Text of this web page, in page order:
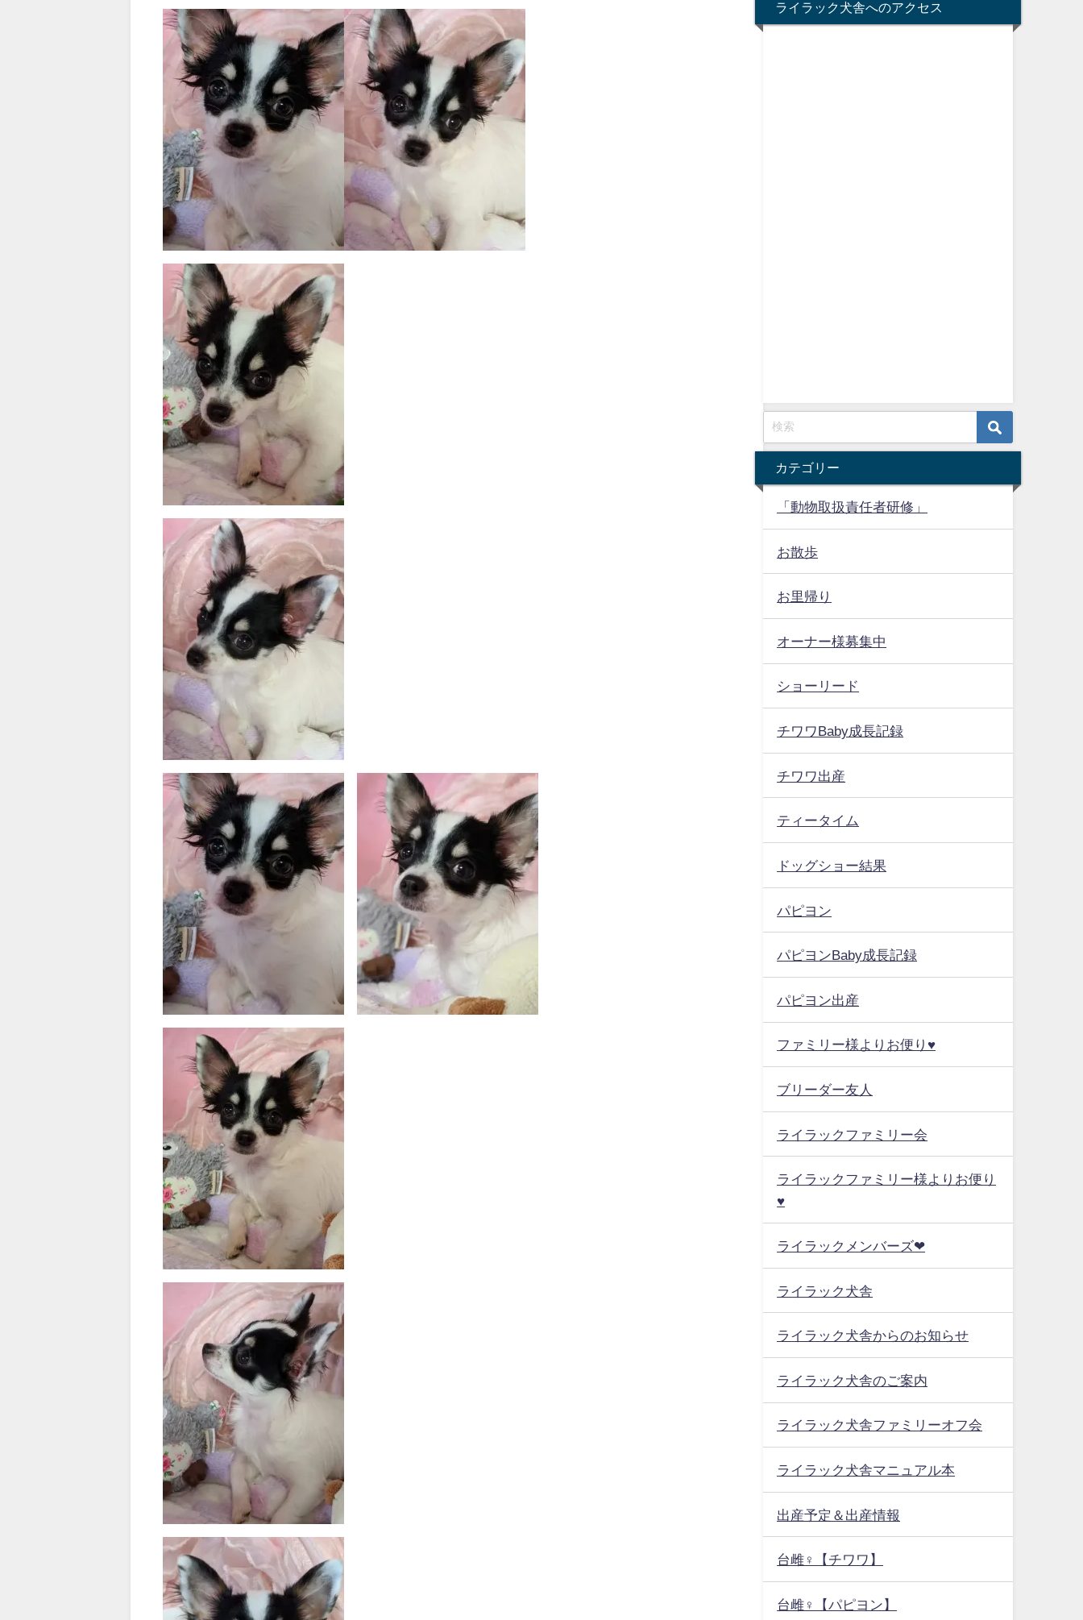
ライラック犬舎へのアクセス
カテゴリー
「動物取扱責任者研修」
お散歩
お里帰り
オーナー様募集中
ショーリード
チワワBaby成長記録
チワワ出産
ティータイム
ドッグショー結果
パピヨン
パピヨンBaby成長記録
パピヨン出産
ファミリー様よりお便り♥
ブリーダー友人
ライラックファミリー会
ライラックファミリー様よりお便り
♥
ライラックメンバーズ❤
ライラック犬舎
ライラック犬舎からのお知らせ
ライラック犬舎のご案内
ライラック犬舎ファミリーオフ会
ライラック犬舎マニュアル本
出産予定＆出産情報
台雌♀【チワワ】
台雌♀【パピヨン】